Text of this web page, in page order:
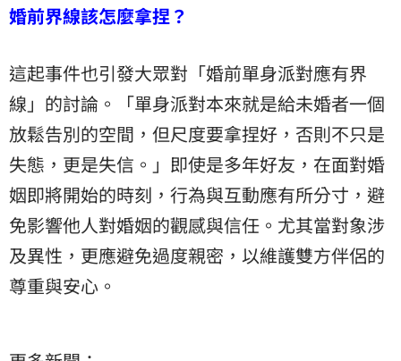
婚前界線該怎麼拿捏？
這起事件也引發大眾對「婚前單身派對應有界
線」的討論。「單身派對本來就是給未婚者一個
放鬆告別的空間，但尺度要拿捏好，否則不只是
失態，更是失信。」即使是多年好友，在面對婚
姻即將開始的時刻，行為與互動應有所分寸，避
免影響他人對婚姻的觀感與信任。尤其當對象涉
及異性，更應避免過度親密，以維護雙方伴侶的
尊重與安心。